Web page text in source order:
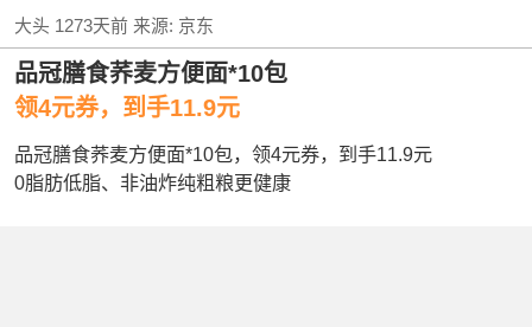
大头 1273天前来源: 京东
品冠膳食荞麦方便面*10包
领4元券，到手11.9元
品冠膳食荞麦方便面*10包，领4元券，到手11.9元
0脂肪低脂、非油炸纯粗粮更健康